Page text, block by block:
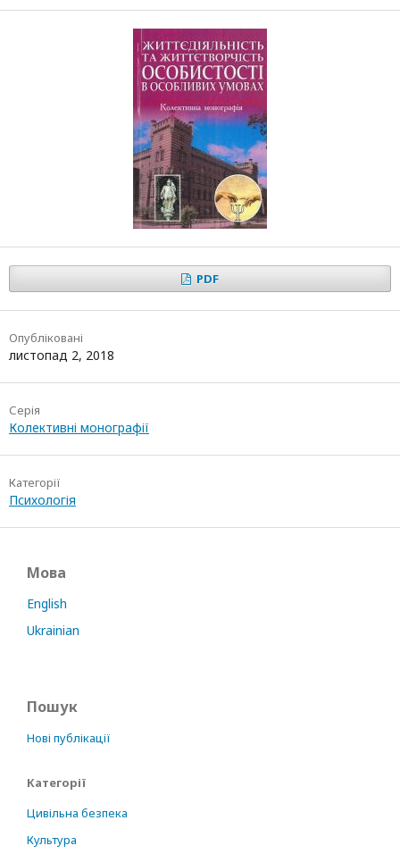
PDF
Опубліковані
листопад 2, 2018
Серія
Колективні монографії
Категорії
Психологія
Мова
English
Ukrainian
Пошук
Нові публікації
Категорії
Цивільна безпека
Культура